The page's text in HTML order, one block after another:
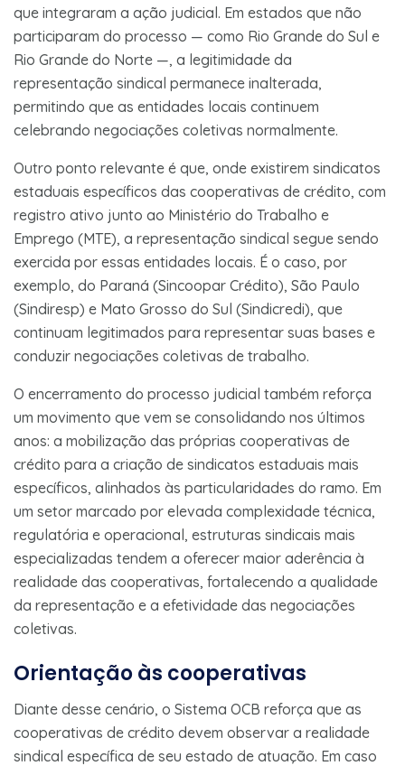
que integraram a ação judicial. Em estados que não
participaram do processo — como Rio Grande do Sul e
Rio Grande do Norte —, a legitimidade da
representação sindical permanece inalterada,
permitindo que as entidades locais continuem
celebrando negociações coletivas normalmente.
Outro ponto relevante é que, onde existirem sindicatos
estaduais específicos das cooperativas de crédito, com
registro ativo junto ao Ministério do Trabalho e
Emprego (MTE), a representação sindical segue sendo
exercida por essas entidades locais. É o caso, por
exemplo, do Paraná (Sincoopar Crédito), São Paulo
(Sindiresp) e Mato Grosso do Sul (Sindicredi), que
continuam legitimados para representar suas bases e
conduzir negociações coletivas de trabalho.
O encerramento do processo judicial também reforça
um movimento que vem se consolidando nos últimos
anos: a mobilização das próprias cooperativas de
crédito para a criação de sindicatos estaduais mais
específicos, alinhados às particularidades do ramo. Em
um setor marcado por elevada complexidade técnica,
regulatória e operacional, estruturas sindicais mais
especializadas tendem a oferecer maior aderência à
realidade das cooperativas, fortalecendo a qualidade
da representação e a efetividade das negociações
coletivas.
Orientação às cooperativas
Diante desse cenário, o Sistema OCB reforça que as
cooperativas de crédito devem observar a realidade
sindical específica de seu estado de atuação. Em caso